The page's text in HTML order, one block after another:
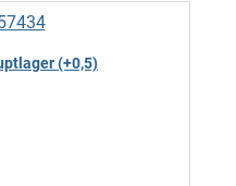
(+0,5)